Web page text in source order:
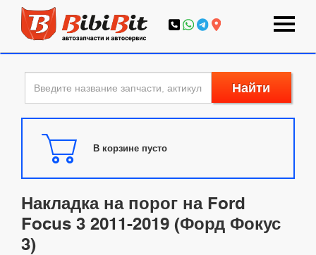
Найти
В корзине пусто
Накладка на порог на Ford
Focus 3 2011-2019 (Форд Фокус
3)